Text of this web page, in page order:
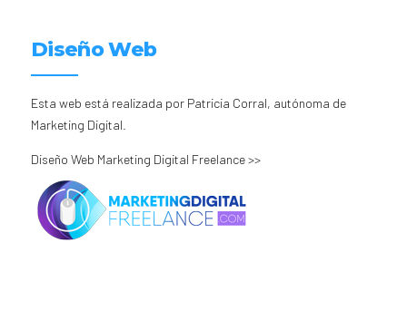
Diseño Web
Esta web está realizada por Patricia Corral, autónoma de
Marketing Digital.
Diseño Web Marketing Digital Freelance >>